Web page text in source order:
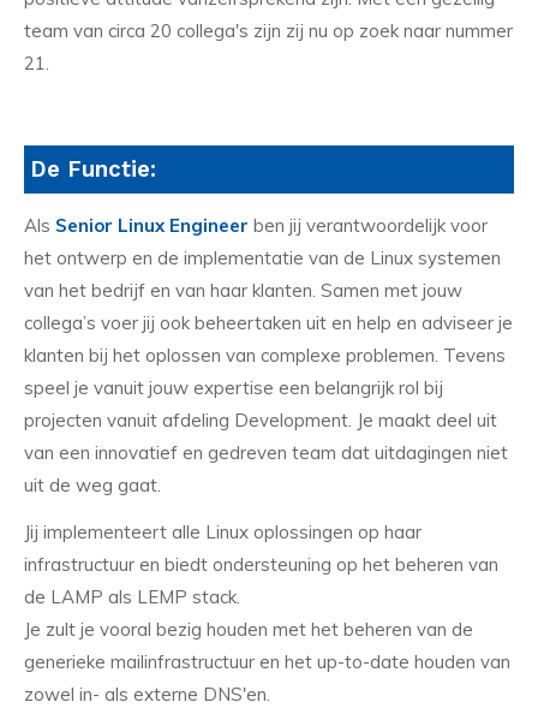
team van circa 20 collega's zijn zij nu op zoek naar nummer
21.
De Functie:
Als Senior Linux Engineer ben jij verantwoordelijk voor
het ontwerp en de implementatie van de Linux systemen
van het bedrijf en van haar klanten. Samen met jouw
collega’s voer jij ook beheertaken uit en help en adviseer je
klanten bij het oplossen van complexe problemen. Tevens
speel je vanuit jouw expertise een belangrijk rol bij
projecten vanuit afdeling Development. Je maakt deel uit
van een innovatief en gedreven team dat uitdagingen niet
uit de weg gaat.
Jij implementeert alle Linux oplossingen op haar
infrastructuur en biedt ondersteuning op het beheren van
de LAMP als LEMP stack.
Je zult je vooral bezig houden met het beheren van de
generieke mailinfrastructuur en het up-to-date houden van
zowel in- als externe DNS'en.